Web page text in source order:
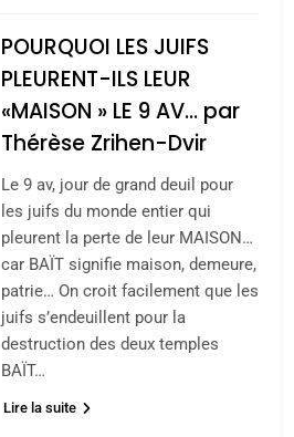
POURQUOI LES JUIFS
PLEURENT-ILS LEUR
«MAISON » LE 9 AV… par
Thérèse Zrihen-Dvir
Le 9 av, jour de grand deuil pour
les juifs du monde entier qui
pleurent la perte de leur MAISON…
car BAÏT signifie maison, demeure,
patrie… On croit facilement que les
juifs s’endeuillent pour la
destruction des deux temples
BAÏT…
Lire la suite